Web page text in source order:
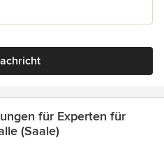
für Experten für
(Saale)